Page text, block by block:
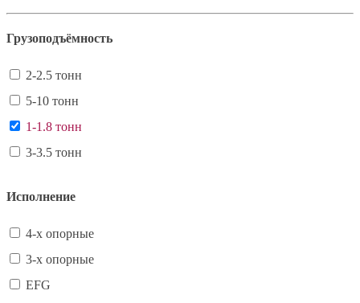
Грузоподъёмность
2-2.5 тонн
5-10 тонн
1-1.8 тонн
3-3.5 тонн
Исполнение
4-х опорные
3-х опорные
EFG